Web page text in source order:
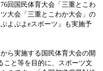
回国民体育大会「三重とこわ
大会「三重とこわか大会」の
よぷよeスポーツ』も実施予
ら実施する国民体育大会の開
こと等を目的に、スポーツ文